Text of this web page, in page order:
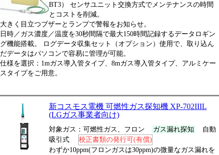
BT3） センサユニット交換方式でメンテナンスの時間
とコストを削減。
大きく目立つブザーとランプで警報をお知らせ。
日時／ガス濃度／温度を30秒間隔で最大150時間記録するデータロギン
グ機能搭載。 ログデータ収集セット（オプション）使用で、取り込ん
だデータはパソコンで容易に管理が可能。
仕様を選択：1mガス導入管タイプ、8mガス導入管タイプ、アルミケー
スタイプをご用意。
新コスモス電機 可燃性ガス探知機 XP-702IIIL
(LGガス事業者向け)
対象ガス：可燃性ガス、フロン ガス漏れ探知
自動
吸引式
校正書類の発行可(有償)
わずか10ppm(フロンガスは30ppm)の微量なガス漏れを